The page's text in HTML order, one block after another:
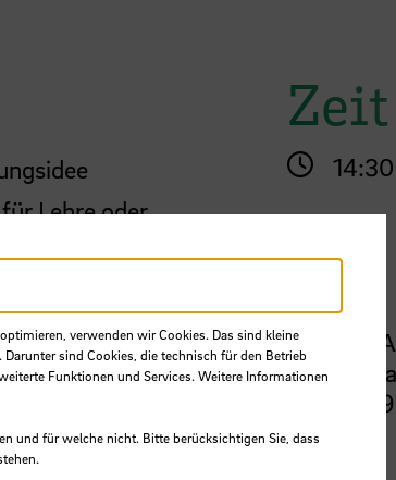
Lehre oder
hier alles
(bis 18:00)
Zeit
Ort
verwenden wir Cookies. Das sind kleine
sind Cookies, die technisch für den Betrieb
Funktionen und Services. Weitere Informationen
und für welche nicht. Bitte berücksichtigen Sie, dass